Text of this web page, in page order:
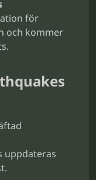
för
och kommer
uppdateras